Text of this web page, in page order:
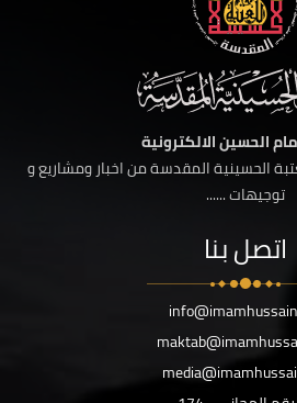
الحسين الالكترونية
الحسينية المقدسة من اخبار ومشاريع و
توجيهات ......
اتصل بنا